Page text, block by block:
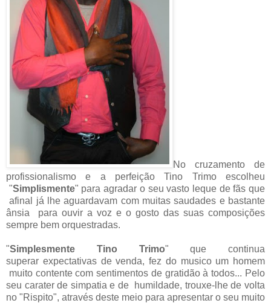
No cruzamento de
profissionalismo e a perfeição Tino Trimo escolheu
"Simplismente" para agradar o seu vasto leque de fãs que
afinal já lhe aguardavam com muitas saudades e bastante
ânsia para ouvir a voz e o gosto das suas composições
sempre bem orquestradas.
"Simplesmente Tino Trimo" que continua
superar expectativas de venda, fez do musico um homem
muito contente com sentimentos de gratidão à todos... Pelo
seu carater de simpatia e de humildade, trouxe-lhe de volta
no "Rispito", através deste meio para apresentar o seu muito